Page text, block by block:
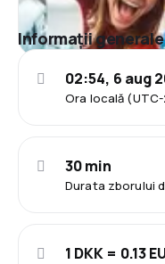
Informații generale
Ora locală
02:54, 6 aug
Durata zborului
30 min
1 DKK = 0.13